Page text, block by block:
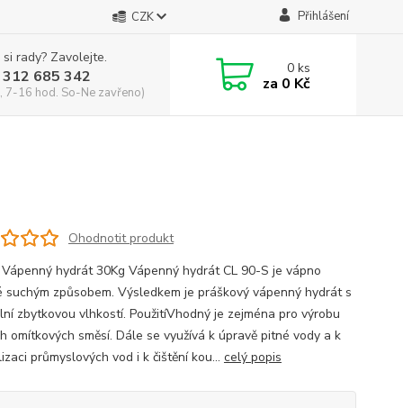
CZK Přihlášení
rady? Zavolejte.
685 342
7-16 hod. So-Ne zavřeno)
0ks
za 0 Kč
Ohodnotit produkt
hydrát 30Kg Vápenný hydrát CL 90-S je vápno
suchým způsobem. Výsledkem je práškový vápenný hydrát s
zbytkovou vlhkostí. PoužitíVhodný je zejména pro výrobu
omítkových směsí. Dále se využívá k úpravě pitné vody a k
průmyslových vod i k čištění kou... celý popis